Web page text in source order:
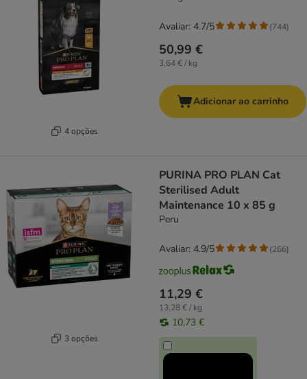
4 opções
50,99 €
3,64 € / kg
Avaliar: 4.7/5 (744)
Adicionar ao carrinho
3 opções
PURINA PRO PLAN Cat
Sterilised Adult
Maintenance 10 x 85 g
Peru
11,29 €
13,28 € / kg
10,73 €
Avaliar: 4.9/5 (266)